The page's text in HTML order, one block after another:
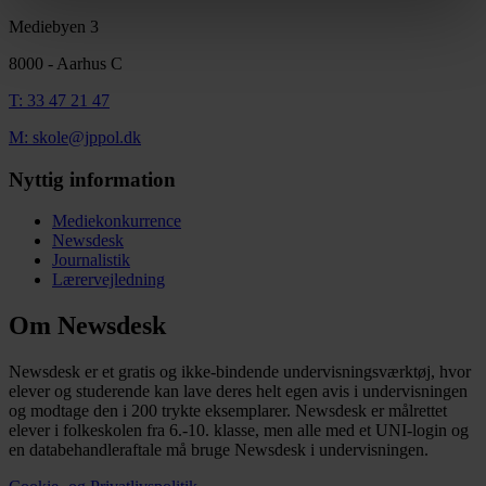
Mediebyen 3
8000 - Aarhus C
T: 33 47 21 47
M: skole@jppol.dk
Nyttig information
Mediekonkurrence
Newsdesk
Journalistik
Lærervejledning
Om Newsdesk
Newsdesk er et gratis og ikke-bindende undervisningsværktøj, hvor
elever og studerende kan lave deres helt egen avis i undervisningen
og modtage den i 200 trykte eksemplarer. Newsdesk er målrettet
elever i folkeskolen fra 6.-10. klasse, men alle med et UNI-login og
en databehandleraftale må bruge Newsdesk i undervisningen.